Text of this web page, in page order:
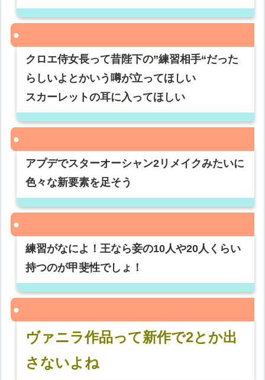
クロエ侍女長って昔陛下の”練習相手“だった
らしいよとかいう噂が立ってほしい
スカーレットの耳に入ってほしい
アプデでスターオーシャン2リメイクみたいに
色々な新要素を足そう
練習がなによ！王なら妾の10人や20人くらい
持つのが甲斐性でしょ！
ヴァニラ作品って新作で2とか出
さないよね